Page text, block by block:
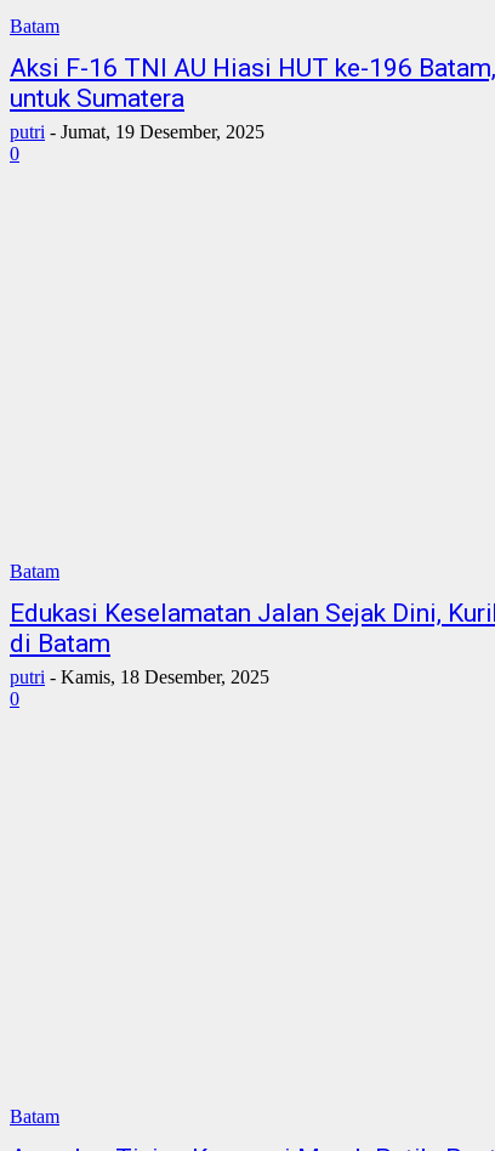
Batam
Aksi F-16 TNI AU Hiasi HUT ke-196
untuk Sumatera
putri - Jumat, 19 Desember, 2025
0
Batam
Edukasi Keselamatan Jalan Sejak Dini,
di Batam
putri - Kamis, 18 Desember, 2025
0
Batam